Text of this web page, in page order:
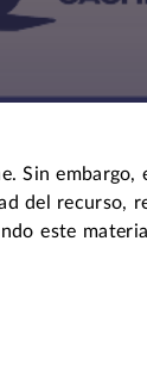
Sin embargo,
del recurso,
este